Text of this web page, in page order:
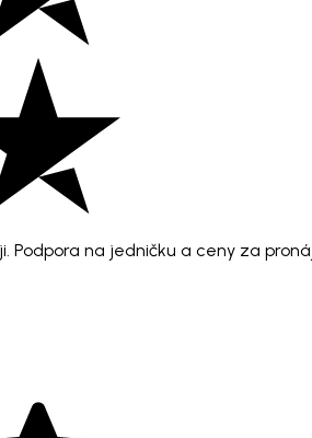
Podpora na jedničku a ceny za